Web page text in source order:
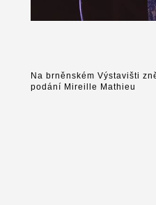
Na brněnském Výstavišti
podání Mireille Mathieu